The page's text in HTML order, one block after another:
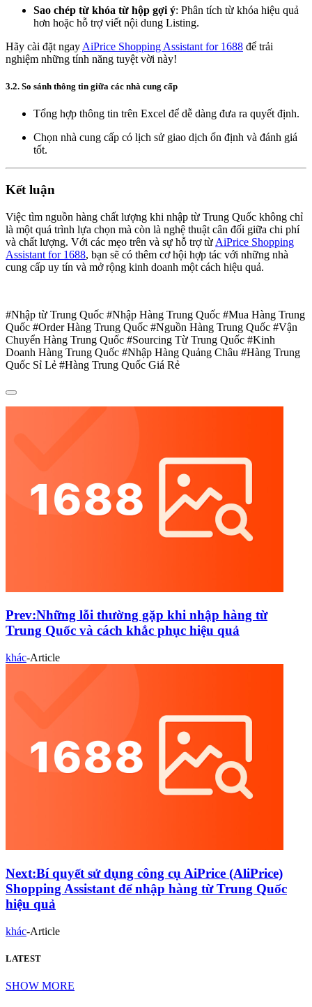
Sao chép từ khóa từ hộp gợi ý: Phân tích từ khóa hiệu quả
hơn hoặc hỗ trợ viết nội dung Listing.
Hãy cài đặt ngay AiPrice Shopping Assistant for 1688 để trải
nghiệm những tính năng tuyệt vời này!
3.2. So sánh thông tin giữa các nhà cung cấp
Tổng hợp thông tin trên Excel để dễ dàng đưa ra quyết định.
Chọn nhà cung cấp có lịch sử giao dịch ổn định và đánh giá
tốt.
Kết luận
Việc tìm nguồn hàng chất lượng khi nhập từ Trung Quốc không chỉ
là một quá trình lựa chọn mà còn là nghệ thuật cân đối giữa chi phí
và chất lượng. Với các mẹo trên và sự hỗ trợ từ AiPrice Shopping
Assistant for 1688, bạn sẽ có thêm cơ hội hợp tác với những nhà
cung cấp uy tín và mở rộng kinh doanh một cách hiệu quả.
#Nhập từ Trung Quốc #Nhập Hàng Trung Quốc #Mua Hàng Trung
Quốc #Order Hàng Trung Quốc #Nguồn Hàng Trung Quốc #Vận
Chuyển Hàng Trung Quốc #Sourcing Từ Trung Quốc #Kinh
Doanh Hàng Trung Quốc #Nhập Hàng Quảng Châu #Hàng Trung
Quốc Sỉ Lẻ #Hàng Trung Quốc Giá Rẻ
Prev:Những lỗi thường gặp khi nhập hàng từ
Trung Quốc và cách khắc phục hiệu quả
khác-Article
Next:Bí quyết sử dụng công cụ AiPrice (AliPrice)
Shopping Assistant để nhập hàng từ Trung Quốc
hiệu quả
khác-Article
LATEST
SHOW MORE